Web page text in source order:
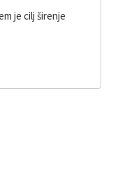
je cilj širenje